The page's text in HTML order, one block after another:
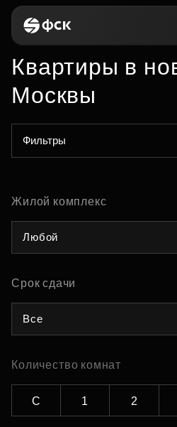
Квартиры в
Москвы
Фильтры
Жилой комплекс
Любой
Срок сдачи
Все
Количество комнат
С 1 2